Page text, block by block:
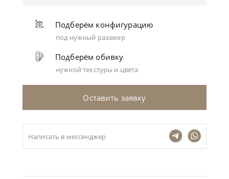
Подберём конфигурацию
под нужный разамер
Подберём обивку
нужной текстуры и цвета
Оставить заявку
Написать в мессенджер